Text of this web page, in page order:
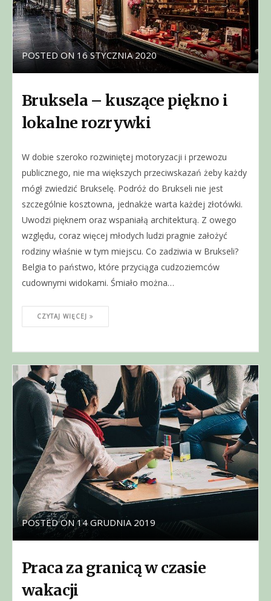
POSTED ON16 STYCZNIA 2020
Bruksela – kuszące piękno i
lokalne rozrywki
W dobie szeroko rozwiniętej motoryzacji i przewozu
publicznego, nie ma większych przeciwskazań żeby każdy
mógł zwiedzić Brukselę. Podróż do Brukseli nie jest
szczególnie kosztowna, jednakże warta każdej złotówki.
Uwodzi pięknem oraz wspaniałą architekturą. Z owego
względu, coraz więcej młodych ludzi pragnie założyć
rodziny właśnie w tym miejscu. Co zadziwia w Brukseli?
Belgia to państwo, które przyciąga cudzoziemców
cudownymi widokami. Śmiało można…
CZYTAJ WIĘCEJ
POSTED ON14 GRUDNIA 2019
Praca za granicą w czasie
wakacji